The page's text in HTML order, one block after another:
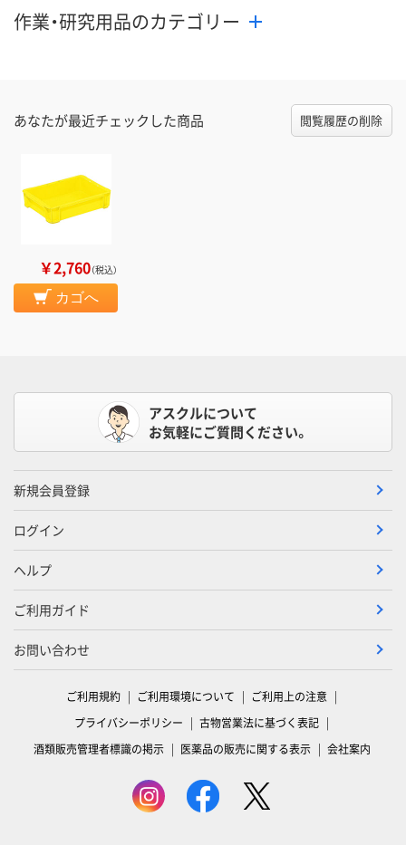
作業・研究用品のカテゴリー
あなたが最近チェックした商品 閲覧履歴の削除
￥2,760（税込）
カゴへ
アスクルについて
お気軽にご質問ください。
新規会員登録
ログイン
ヘルプ
ご利用ガイド
お問い合わせ
ご利用規約 ご利用環境について
ご利用上の注意
プライバシーポリシー
古物営業法に基づく表記
酒類販売管理者標識の掲示
医薬品の販売に関する表示 会社案内